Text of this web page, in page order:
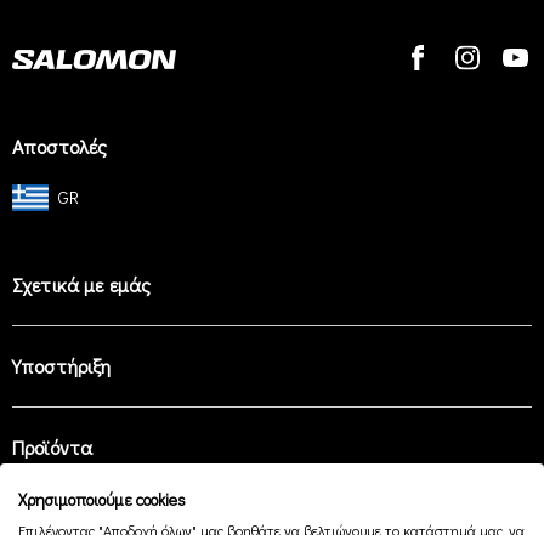
Αποστολές
GR
Σχετικά με εμάς
Υποστήριξη
Προϊόντα
Χρησιμοποιούμε cookies
Επιλέγοντας "Αποδοχή όλων" μας βοηθάτε να βελτιώνουμε το κατάστημά μας, να